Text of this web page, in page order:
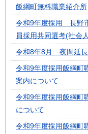
飯綱町無料職業紹介所
令和9年度採用 長野
員採用共同選考(社会
令和8年8月 夜間延長
令和9年度採用飯綱町
案内について
令和9年度採用飯綱町
について
令和9年度採用飯綱町